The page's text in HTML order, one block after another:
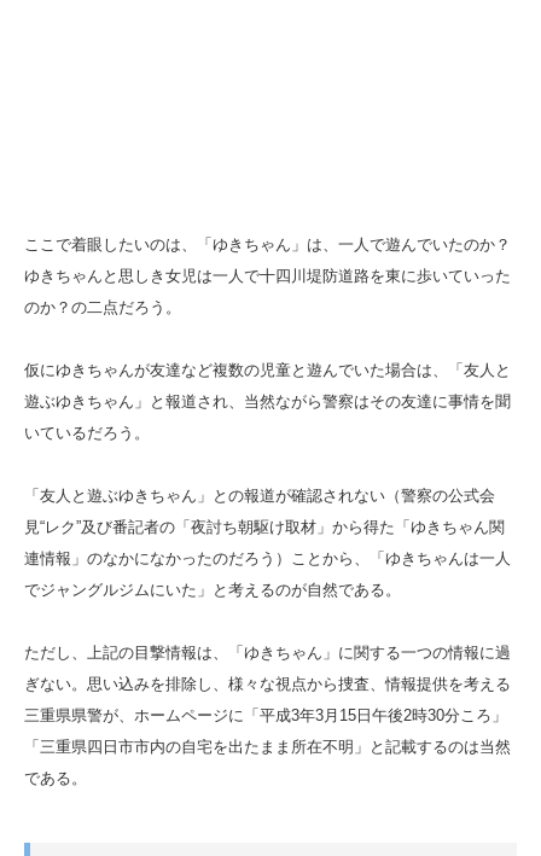
ここで着眼したいのは、「ゆきちゃん」は、一人で遊んでいたのか？
ゆきちゃんと思しき女児は一人で十四川堤防道路を東に歩いていった
のか？の二点だろう。
仮にゆきちゃんが友達など複数の児童と遊んでいた場合は、「友人と
遊ぶゆきちゃん」と報道され、当然ながら警察はその友達に事情を聞
いているだろう。
「友人と遊ぶゆきちゃん」との報道が確認されない（警察の公式会
見“レク”及び番記者の「夜討ち朝駆け取材」から得た「ゆきちゃん関
連情報」のなかになかったのだろう）ことから、「ゆきちゃんは一人
でジャングルジムにいた」と考えるのが自然である。
ただし、上記の目撃情報は、「ゆきちゃん」に関する一つの情報に過
ぎない。思い込みを排除し、様々な視点から捜査、情報提供を考える
三重県県警が、ホームページに「平成3年3月15日午後2時30分ころ」
「三重県四日市市内の自宅を出たまま所在不明」と記載するのは当然
である。